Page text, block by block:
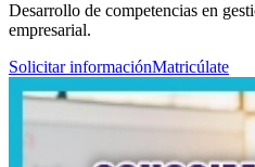
Desarrollo de competencias en
empresarial.
Solicitar informaciónMatricúlate